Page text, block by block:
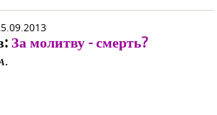
За молитву - смерть?